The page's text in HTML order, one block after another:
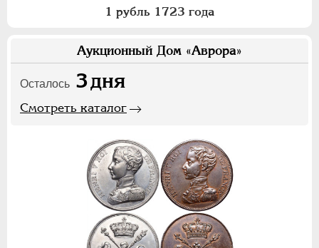
1 рубль 1723 года
Аукционный Дом «Аврора»
Осталось 3дня
Смотреть каталог